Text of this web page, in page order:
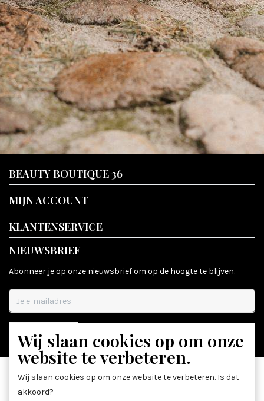
BEAUTY BOUTIQUE 36
MIJN ACCOUNT
KLANTENSERVICE
NIEUWSBRIEF
Abonneer je op onze nieuwsbrief om op de hoogte te blijven.
ABONNEER
Wij slaan cookies op om onze
website te verbeteren.
Wij slaan cookies op om onze website te verbeteren. Is dat
akkoord?